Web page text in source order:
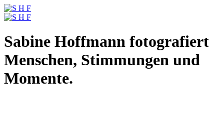
Sabine Hoffmann fotografiert
Menschen, Stimmungen und
Momente.